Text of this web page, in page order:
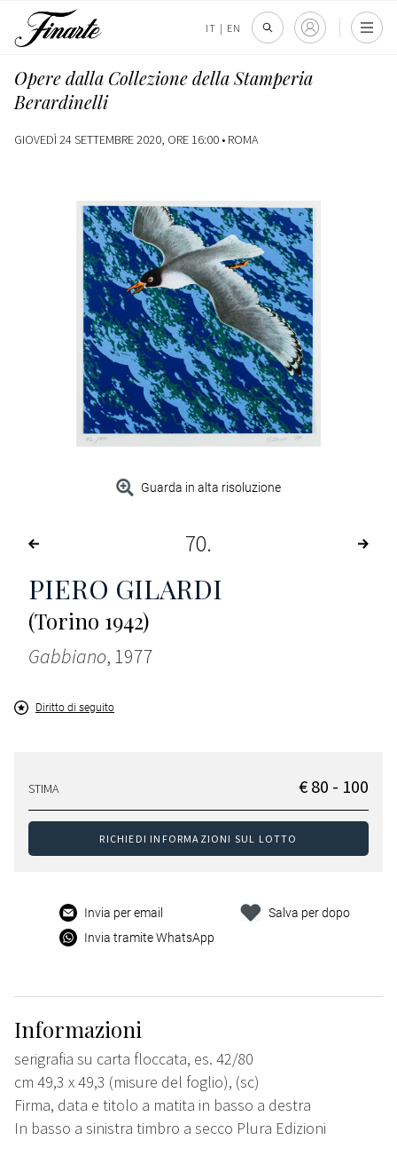
IT | EN
Opere dalla Collezione della Stamperia
Berardinelli
GIOVEDÌ 24 SETTEMBRE 2020, ORE 16:00 • ROMA
Guarda in alta risoluzione
70
PIERO GILARDI
(Torino 1942)
Gabbiano, 1977
Diritto di seguito
STIMA € 80 - 100
RICHIEDI INFORMAZIONI SUL LOTTO
Invia per email
Invia tramite WhatsApp
Salva per dopo
Informazioni
serigrafia su carta floccata, es. 42/80
cm 49,3 x 49,3 (misure del foglio), (sc)
Firma, data e titolo a matita in basso a destra
In basso a sinistra timbro a secco Plura Edizioni